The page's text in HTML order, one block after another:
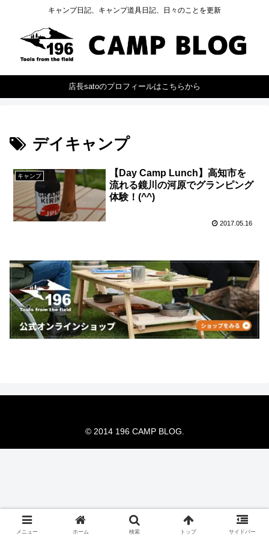
キャンプ日記、キャンプ道具日記、日々のことを更新
店長satoのプロフィールはこちらから
デイキャンプ
キャンプ
【Day Camp Lunch】高知市を
流れる鏡川の河原でグランピング
体験！(^^)
2017.05.16
© 2014 196 CAMP BLOG.
メニュー ホーム 検索 トップ サイドバー